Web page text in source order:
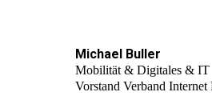
Michael Buller
Mobilität & Digitales & IT
Vorstand Verband